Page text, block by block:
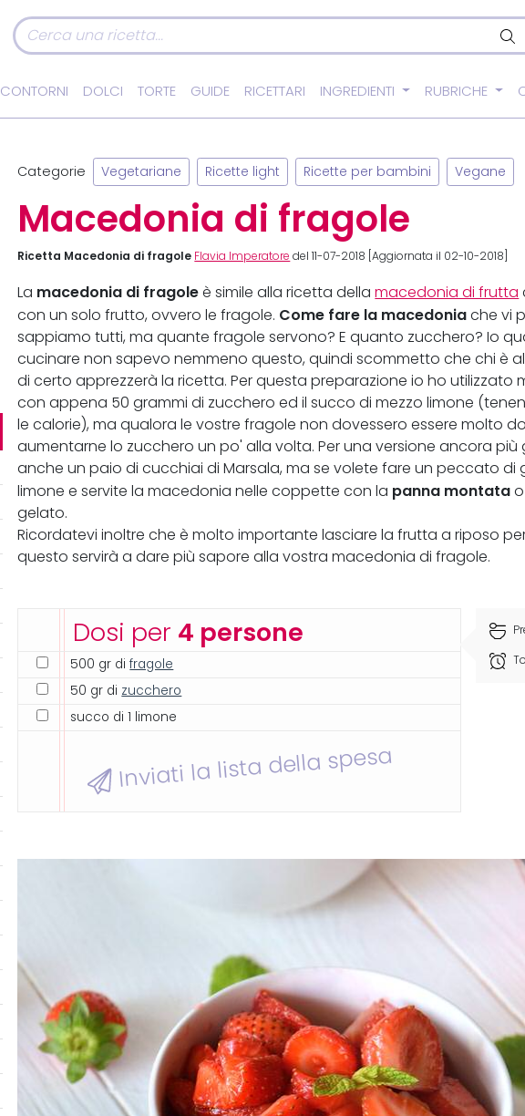
CONTORNI DOLCI TORTE GUIDE RICETTARI INGREDIENTI RUBRICHE
Categorie Vegetariane Ricette light Ricette per bambini Vegane
Macedonia di fragole
Ricetta Macedonia di fragole Flavia Imperatore del 11-07-2018 [Aggiornata il 02-10-2018]
La macedonia di fragole è simile alla ricetta dellamacedonia di frutta
con un solo frutto, ovvero le fragole. Come fare la macedonia che vi
sappiamo tutti, ma quante fragole servono? E quanto zucchero? Io
cucinare non sapevo nemmeno questo, quindi scommetto che chi è
di certo apprezzerà la ricetta. Per questa preparazione io ho utilizzato
con appena 50 grammi di zucchero ed il succo di mezzo limone
le calorie), ma qualora le vostre fragole non dovessero essere molto
aumentarne lo zucchero un po' alla volta. Per una versione ancora
anche un paio di cucchiai di Marsala, ma se volete fare un peccato di
limone e servite la macedonia nelle coppette con la panna montata
gelato.
Ricordatevi inoltre che è molto importante lasciare la frutta a riposo
questo servirà a dare più sapore alla vostra macedonia di fragole.
Dosi per 4 persone
500 gr difragole
50 gr di zucchero
succo di 1 limone
Inviati la lista della spesa